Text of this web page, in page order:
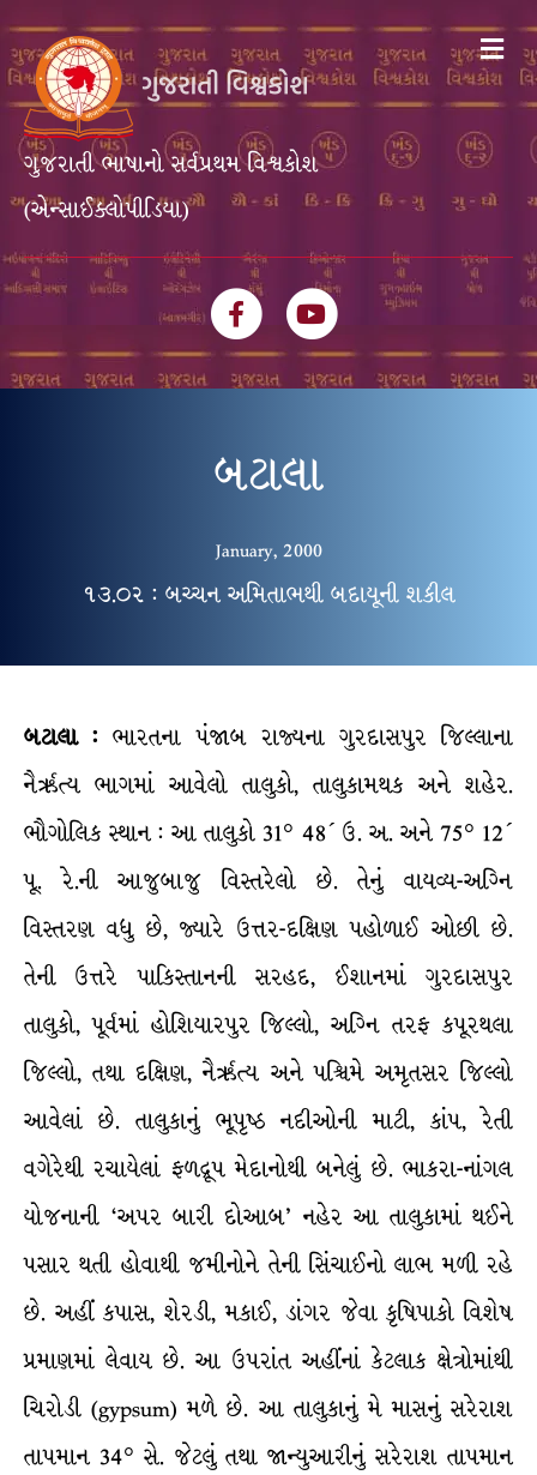
ગુજરાતી ભાષાનો સર્વપ્રથમ વિશ્વકોશ
(એન્સાઈક્લોપીડિયા)
FacebookYoutube
બટાલા
January, 2000
૧૩.૦૨ : બચ્ચન અમિતાભથી બદાયૂની શકીલ
બટાલા : ભારતના પંજાબ રાજ્યના ગુરદાસપુર જિલ્લાના
નૈર્ઋત્ય ભાગમાં આવેલો તાલુકો, તાલુકામથક અને શહેર.
ભૌગોલિક સ્થાન : આ તાલુકો 31° 48´ ઉ. અ. અને 75° 12´
પૂ. રે.ની આજુબાજુ વિસ્તરેલો છે. તેનું વાયવ્ય-અગ્નિ
વિસ્તરણ વધુ છે, જ્યારે ઉત્તર-દક્ષિણ પહોળાઈ ઓછી છે.
તેની ઉત્તરે પાકિસ્તાનની સરહદ, ઈશાનમાં ગુરદાસપુર
તાલુકો, પૂર્વમાં હોશિયારપુર જિલ્લો, અગ્નિ તરફ કપૂરથલા
જિલ્લો, તથા દક્ષિણ, નૈર્ઋત્ય અને પશ્ચિમે અમૃતસર જિલ્લો
આવેલાં છે. તાલુકાનું ભૂપૃષ્ઠ નદીઓની માટી, કાંપ, રેતી
વગેરેથી રચાયેલાં ફળદ્રૂપ મેદાનોથી બનેલું છે. ભાકરા-નાંગલ
યોજનાની ‘અપર બારી દોઆબ’ નહેર આ તાલુકામાં થઈને
પસાર થતી હોવાથી જમીનોને તેની સિંચાઈનો લાભ મળી રહે
છે. અહીં કપાસ, શેરડી, મકાઈ, ડાંગર જેવા કૃષિપાકો વિશેષ
પ્રમાણમાં લેવાય છે. આ ઉપરાંત અહીંનાં કેટલાક ક્ષેત્રોમાંથી
ચિરોડી (gypsum) મળે છે. આ તાલુકાનું મે માસનું સરેરાશ
તાપમાન 34° સે. જેટલું તથા જાન્યુઆરીનું સરેરાશ તાપમાન